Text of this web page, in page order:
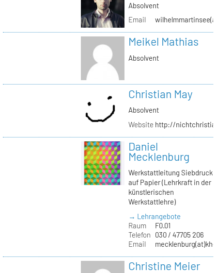
Absolvent
Email
Meikel Mathias
Absolvent
Christian May
Absolvent
Website http://
Daniel
Mecklenburg
Werkstattleitung Siebdruck
auf Papier (Lehrkraft in der
künstlerischen
Werkstattlehre)
→ Lehrangebote
Raum
F0.01
Telefon
030 / 47705 206
Email
Christine Meier